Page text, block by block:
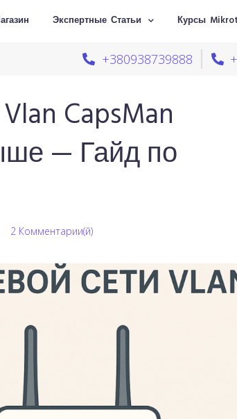
Экспертные Статьи Курсы
+380938739888
CapsMan
— Гайд по
2 Комментарии(й)